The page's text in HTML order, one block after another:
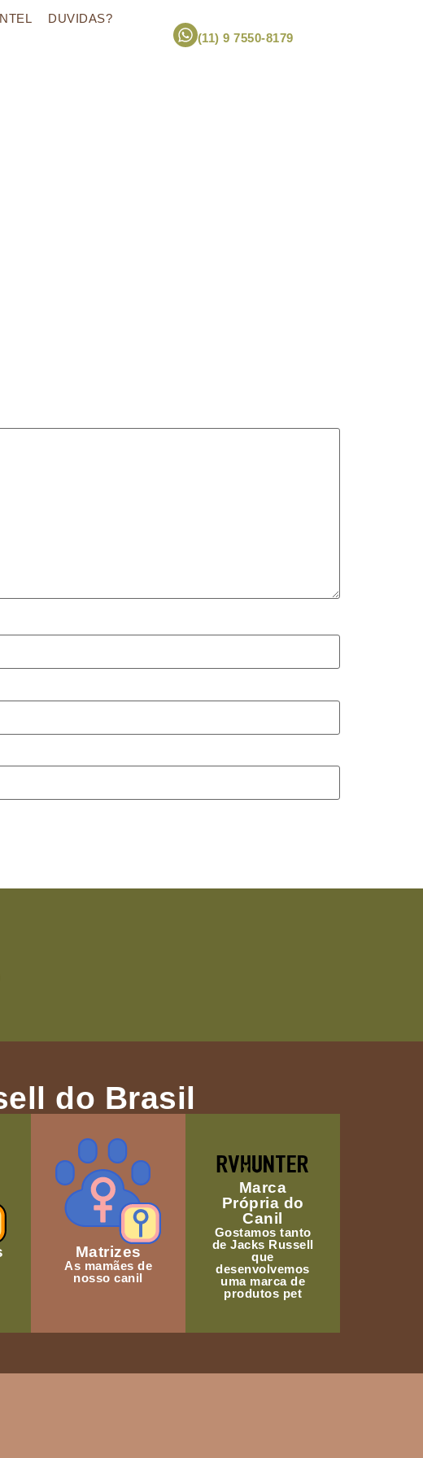
DUVIDAS?
(11) 9 7550-8179
do Brasil
Matrizes
As mamães de
nosso canil
Marca
Própria do
Canil
Gostamos tanto
de Jacks Russell
que
desenvolvemos
uma marca de
produtos pet